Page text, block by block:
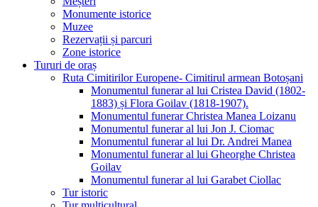
Monumente istorice
Muzee
Rezervații și parcuri
Zone istorice
Tururi de oraș
Ruta Cimitirilor Europene- Cimitirul armean Botoșani
Monumentul funerar al lui Cristea David (1802-
1883) și Flora Goilav (1818-1907).
Monumentul funerar Christea Manea Loizanu
Monumentul funerar al lui Jon J. Ciomac
Monumentul funerar al lui Dr. Andrei Manea
Monumentul funerar al lui Gheorghe Christea
Goilav
Monumentul funerar al lui Garabet Ciollac
Tur istoric